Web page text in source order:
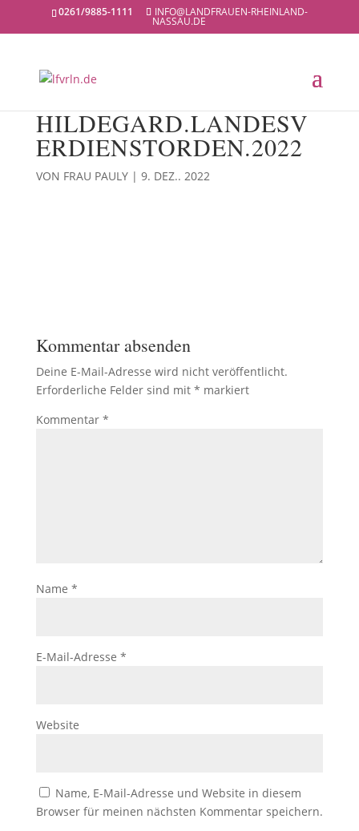
0261/9885-1111 INFO@LANDFRAUEN-RHEINLAND-
NASSAU.DE
HILDEGARD.LANDESV
ERDIENSTORDEN.2022
VON FRAU PAULY| 9. DEZ.. 2022
Kommentar absenden
Deine E-Mail-Adresse wird nicht veröffentlicht.
Erforderliche Felder sind mit * markiert
Kommentar *
Name *
E-Mail-Adresse *
Website
Name, E-Mail-Adresse und Website in diesem
Browser für meinen nächsten Kommentar speichern.